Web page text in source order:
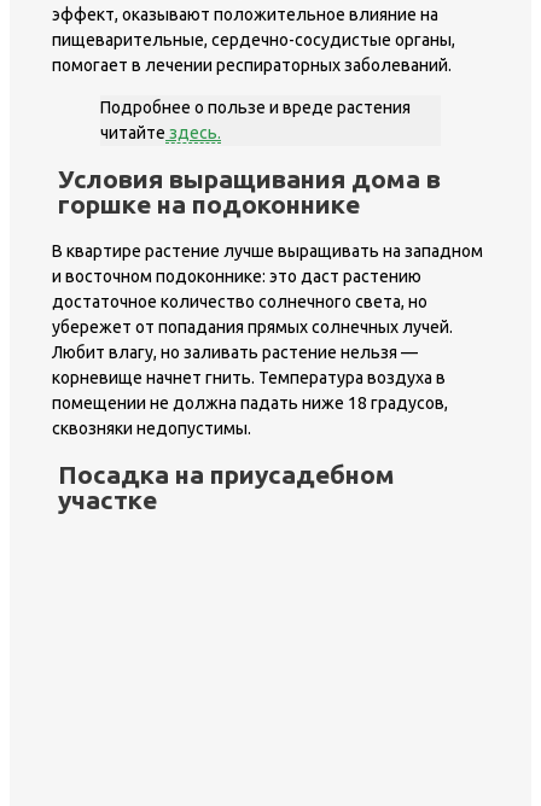
эффект, оказывают положительное влияние на
пищеварительные, сердечно-сосудистые органы,
помогает в лечении респираторных заболеваний.
Подробнее о пользе и вреде растения
читайте здесь.
Условия выращивания дома в
горшке на подоконнике
В квартире растение лучше выращивать на западном
и восточном подоконнике: это даст растению
достаточное количество солнечного света, но
убережет от попадания прямых солнечных лучей.
Любит влагу, но заливать растение нельзя —
корневище начнет гнить. Температура воздуха в
помещении не должна падать ниже 18 градусов,
сквозняки недопустимы.
Посадка на приусадебном
участке